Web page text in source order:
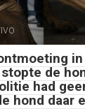
in
de
had
hond daar